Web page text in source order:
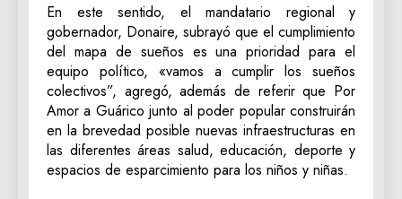
En este sentido, el mandatario regional y
gobernador, Donaire, subrayó que el cumplimiento
del mapa de sueños es una prioridad para el
equipo político, «vamos a cumplir los sueños
colectivos”, agregó, además de referir que Por
Amor a Guárico junto al poder popular construirán
en la brevedad posible nuevas infraestructuras en
las diferentes áreas salud, educación, deporte y
espacios de esparcimiento para los niños y niñas.